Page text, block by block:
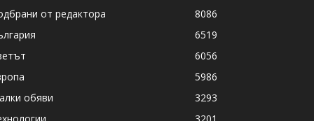
от редактора
8086
6519
6056
5986
обяви
3293